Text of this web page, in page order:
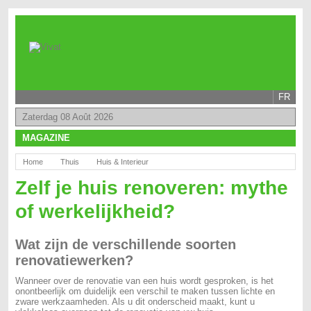
FR
Zaterdag 08 Août 2026
MAGAZINE
Home Thuis Huis & Interieur
Zelf je huis renoveren: mythe
of werkelijkheid?
Wat zijn de verschillende soorten
renovatiewerken?
Wanneer over de renovatie van een huis wordt gesproken, is het
onontbeerlijk om duidelijk een verschil te maken tussen lichte en
zware werkzaamheden. Als u dit onderscheid maakt, kunt u